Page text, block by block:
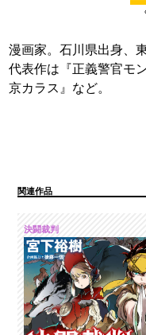
漫画家。石川県出身、
代表作は『正義警官モ
京カラス』など。
関連作品
決闘裁判